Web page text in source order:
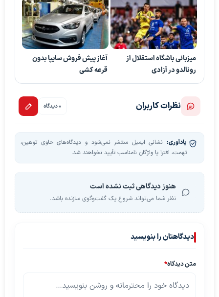
میزبانی باشگاه استقلال از
رونالدو در آزادی
آغاز پیش فروش سایپا بدون
قرعه کشی
نظرات کاربران 0 دیدگاه
یادآوری: نشانی ایمیل منتشر نمی‌شود و دیدگاه‌های حاوی توهین،
تهمت، افترا یا واژگان نامناسب تأیید نخواهند شد.
هنوز دیدگاهی ثبت نشده است
نظر شما می‌تواند شروع یک گفت‌وگوی سازنده باشد.
دیدگاهتان را بنویسید
متن دیدگاه*